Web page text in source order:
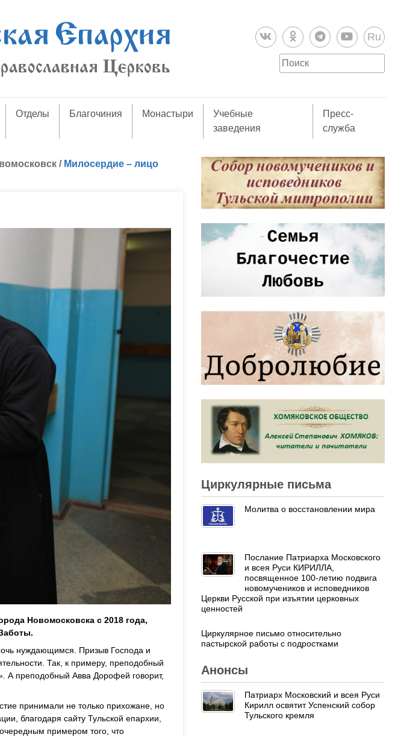
Ru
Отделы Благочиния Монастыри
Учебные
заведения
Пресс-
служба
/ Милосердие – лицо
Новомосковска с 2018 года,
нуждающимся. Призыв Господа и
Так, к примеру, преподобный
А преподобный Авва Дорофей говорит,
принимали не только прихожане, но
благодаря сайту Тульской епархии,
примером того, что
Циркулярные письма
Молитва о восстановлении мира
Послание Патриарха Московского
и всея Руси КИРИЛЛА,
посвященное 100-летию подвига
новомучеников и исповедников
Церкви Русской при изъятии церковных
ценностей
Циркулярное письмо относительно
пастырской работы с подростками
Анонсы
Патриарх Московский и всея Руси
Кирилл освятит Успенский собор
Тульского кремля